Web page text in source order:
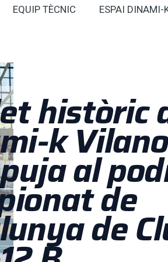
EQUIP TÈCNIC ESPAI DINAMI-
històric
k
al
de
de